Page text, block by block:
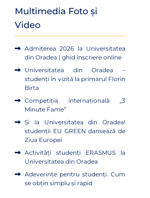
Multimedia Foto și
Video
Admiterea 2026 la Universitatea
din Oradea | ghid înscriere online
Universitatea din Oradea –
studenți în vizită la primarul Florin
Birta
Competiția internațională „3
Minute Fame”
Și la Universitatea din Oradea!
studenții EU GREEN dansează de
Ziua Europei
Activități studenți ERASMUS la
Universitatea din Oradea
Adeverințe pentru studenți. Cum
se obțin simplu și rapid